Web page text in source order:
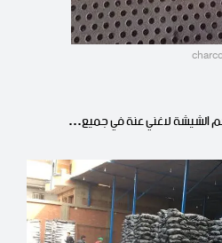
الشيشة لاغني عنة في جميع…